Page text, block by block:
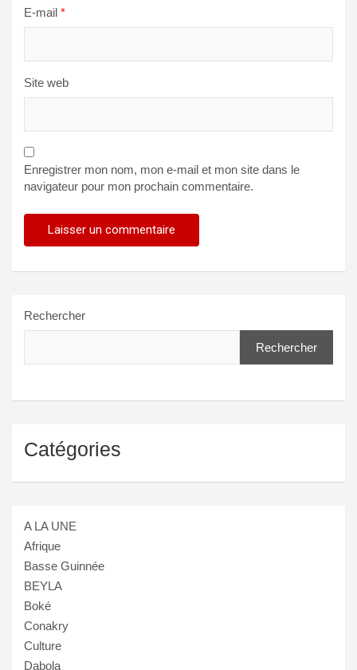
E-mail *
Site web
Enregistrer mon nom, mon e-mail et mon site dans le
navigateur pour mon prochain commentaire.
Rechercher
Rechercher
Catégories
A LA UNE
Afrique
Basse Guinnée
BEYLA
Boké
Conakry
Culture
Dabola